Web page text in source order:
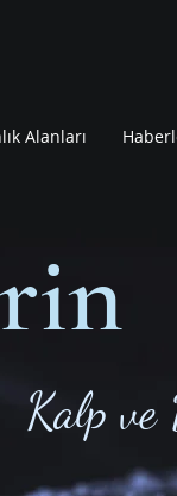
Kalp ve
Alanları